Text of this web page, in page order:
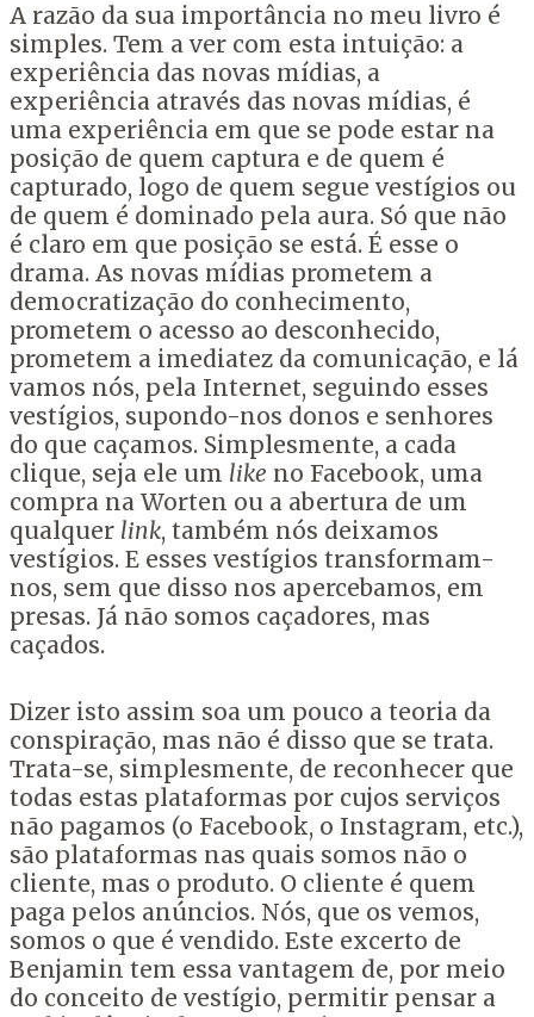
A razão da sua importância no meu livro é
simples. Tem a ver com esta intuição: a
experiência das novas mídias, a
experiência através das novas mídias, é
uma experiência em que se pode estar na
posição de quem captura e de quem é
capturado, logo de quem segue vestígios ou
de quem é dominado pela aura. Só que não
é claro em que posição se está. É esse o
drama. As novas mídias prometem a
democratização do conhecimento,
prometem o acesso ao desconhecido,
prometem a imediatez da comunicação, e lá
vamos nós, pela Internet, seguindo esses
vestígios, supondo-nos donos e senhores
do que caçamos. Simplesmente, a cada
clique, seja ele um like no Facebook, uma
compra na Worten ou a abertura de um
qualquer link, também nós deixamos
vestígios. E esses vestígios transformam-
nos, sem que disso nos apercebamos, em
presas. Já não somos caçadores, mas
caçados.
Dizer isto assim soa um pouco a teoria da
conspiração, mas não é disso que se trata.
Trata-se, simplesmente, de reconhecer que
todas estas plataformas por cujos serviços
não pagamos (o Facebook, o Instagram, etc.),
são plataformas nas quais somos não o
cliente, mas o produto. O cliente é quem
paga pelos anúncios. Nós, que os vemos,
somos o que é vendido. Este excerto de
Benjamin tem essa vantagem de, por meio
do conceito de vestígio, permitir pensar a